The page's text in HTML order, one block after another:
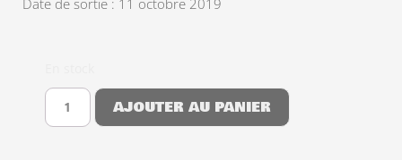
Date de sortie : 11 octobre 2019
AJOUTER AU PANIER